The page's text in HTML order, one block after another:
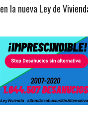
la nueva Ley de